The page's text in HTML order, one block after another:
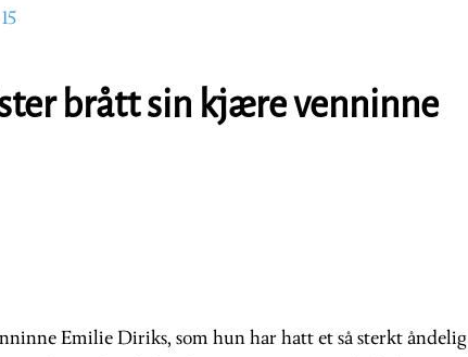
15
brått sin kjære venninne
Emilie Diriks, som hun har hatt et så sterkt åndelig